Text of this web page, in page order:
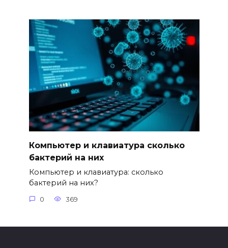
Компьютер и клавиатура сколько
бактерий на них
Компьютер и клавиатура: сколько
бактерий на них?
0 369